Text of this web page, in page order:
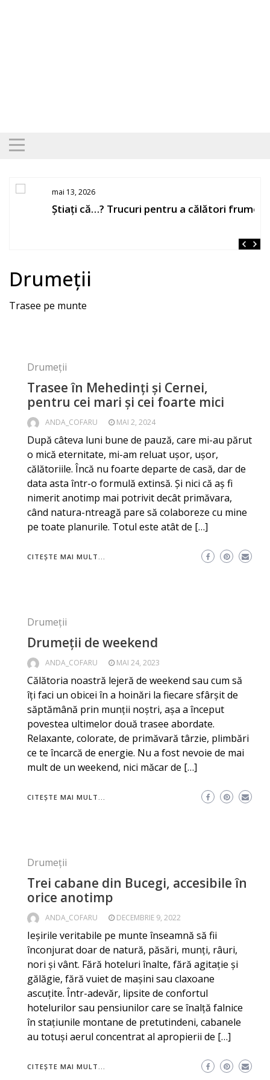
mai 13, 2026
Știați că…? Trucuri pentru a călători frumos
Drumeții
Trasee pe munte
Drumeții
Trasee în Mehedinți şi Cernei,
pentru cei mari și cei foarte mici
ANDA_COFARU MAI 2, 2024
După câteva luni bune de pauză, care mi-au părut
o mică eternitate, mi-am reluat uşor, uşor,
călătoriile. Încă nu foarte departe de casă, dar de
data asta într-o formulă extinsă. Şi nici că aş fi
nimerit anotimp mai potrivit decât primăvara,
când natura-ntreagă pare să colaboreze cu mine
pe toate planurile. Totul este atât de […]
CITEȘTE MAI MULT...
Drumeții
Drumeții de weekend
ANDA_COFARU MAI 24, 2023
Călătoria noastră lejeră de weekend sau cum să
îți faci un obicei în a hoinări la fiecare sfârșit de
săptămână prin munții noștri, așa a început
povestea ultimelor două trasee abordate.
Relaxante, colorate, de primăvară târzie, plimbări
ce te încarcă de energie. Nu a fost nevoie de mai
mult de un weekend, nici măcar de […]
CITEȘTE MAI MULT...
Drumeții
Trei cabane din Bucegi, accesibile în
orice anotimp
ANDA_COFARU DECEMBRIE 9, 2022
Ieșirile veritabile pe munte înseamnă să fii
înconjurat doar de natură, păsări, munți, râuri,
nori și vânt. Fără hoteluri înalte, fără agitație și
gălăgie, fără vuiet de mașini sau claxoane
ascuțite. Într-adevăr, lipsite de confortul
hotelurilor sau pensiunilor care se înalță falnice
în stațiunile montane de pretutindeni, cabanele
au totuși aerul concentrat al apropierii de […]
CITEȘTE MAI MULT...